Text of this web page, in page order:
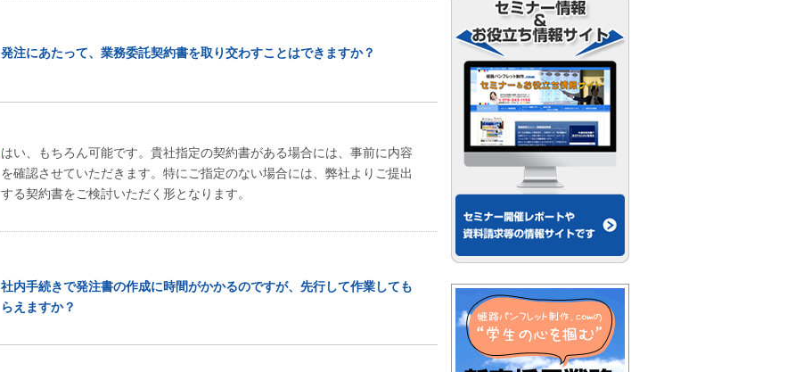
発注にあたって、業務委託契約書を取り交わすことはできますか？
はい、もちろん可能です。貴社指定の契約書がある場合には、事前に内容
を確認させていただきます。特にご指定のない場合には、弊社よりご提出
する契約書をご検討いただく形となります。
社内手続きで発注書の作成に時間がかかるのですが、先行して作業しても
らえますか？